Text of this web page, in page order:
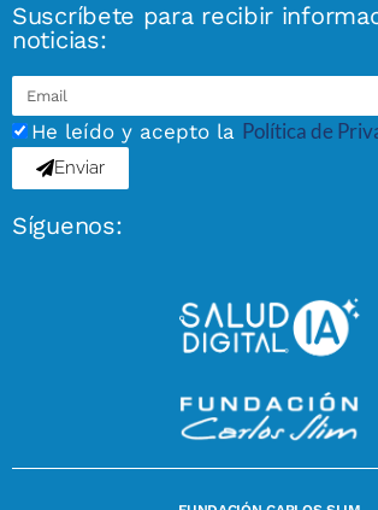
Suscríbete para recibir
noticias:
He leído y acepto la Política de
Enviar
Síguenos: